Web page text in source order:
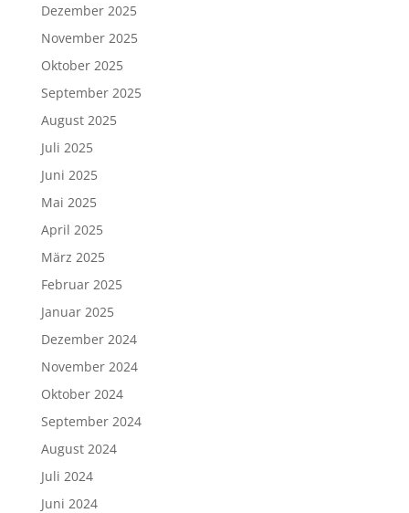
Dezember 2025
November 2025
Oktober 2025
September 2025
August 2025
Juli 2025
Juni 2025
Mai 2025
April 2025
März 2025
Februar 2025
Januar 2025
Dezember 2024
November 2024
Oktober 2024
September 2024
August 2024
Juli 2024
Juni 2024